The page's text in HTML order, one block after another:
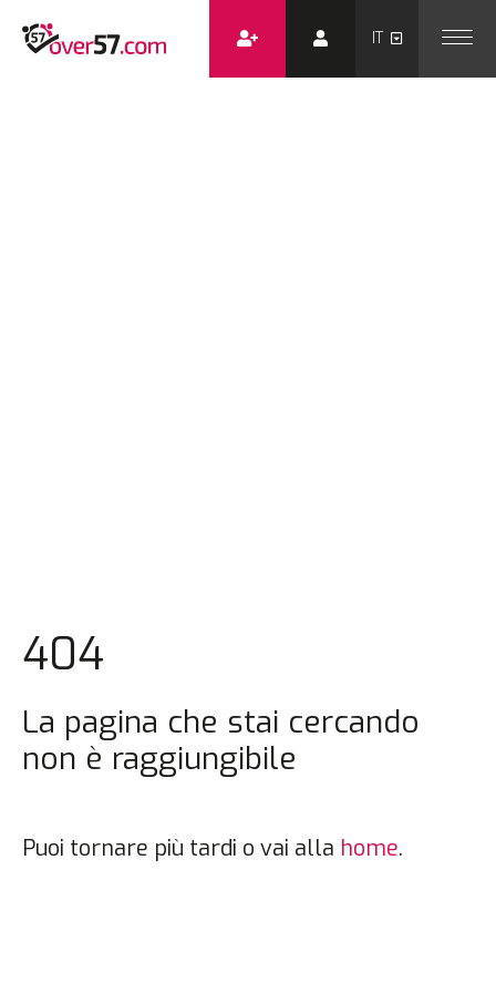
Over 57
404
La pagina che stai cercando
non è raggiungibile
Puoi tornare più tardi o vai alla home.